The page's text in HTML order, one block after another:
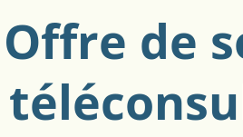
Offre de